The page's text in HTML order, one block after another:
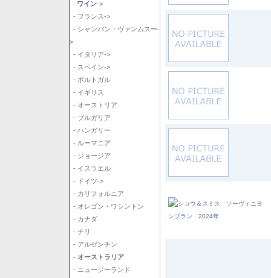
ワイン->
- フランス->
- シャンパン・ヴァンムスー-
>
- イタリア->
- スペイン->
- ポルトガル
- イギリス
- オーストリア
- ブルガリア
- ハンガリー
- ルーマニア
- ジョージア
- イスラエル
- ドイツ->
- カリフォルニア
- オレゴン・ワシントン
- カナダ
- チリ
- アルゼンチン
- オーストラリア
- ニュージーランド